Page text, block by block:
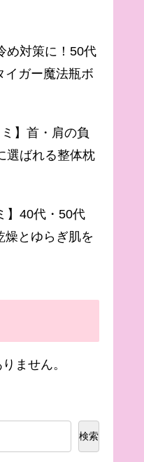
め対策に！50代
イガー魔法瓶ボ
】首・肩の負
選ばれる整体枕
】40代・50代
燥とゆらぎ肌を
ません。
検索